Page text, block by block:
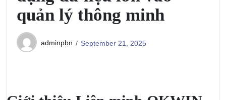
quản lý thông minh
adminpbn September 21, 2025